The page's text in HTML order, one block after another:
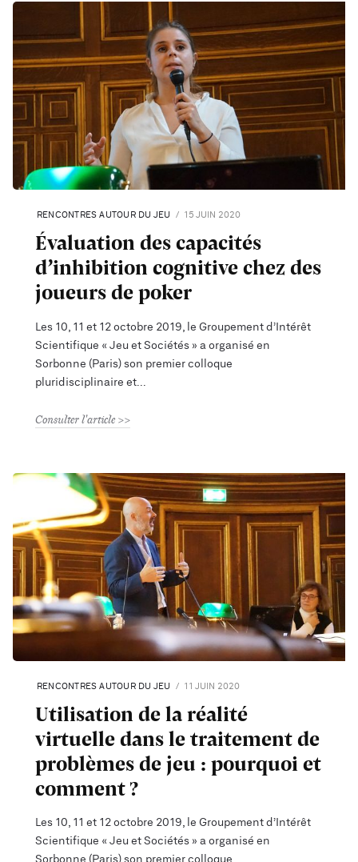
RENCONTRES AUTOUR DU JEU 15 JUIN 2020
Évaluation des capacités
d’inhibition cognitive chez des
joueurs de poker
Les 10, 11 et 12 octobre 2019, le Groupement d’Intérêt
Scientifique « Jeu et Sociétés » a organisé en
Sorbonne (Paris) son premier colloque
pluridisciplinaire et
Consulter l'article
RENCONTRES AUTOUR DU JEU 11 JUIN 2020
Utilisation de la réalité
virtuelle dans le traitement de
problèmes de jeu : pourquoi et
comment ?
Les 10, 11 et 12 octobre 2019, le Groupement d’Intérêt
Scientifique « Jeu et Sociétés » a organisé en
Sorbonne (Paris) son premier colloque